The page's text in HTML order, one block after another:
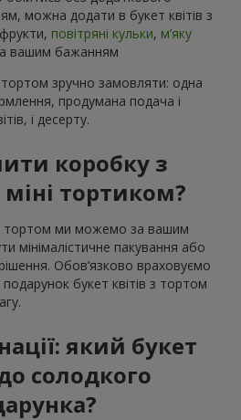
можна додати в букет квітів з
повітряні кульки, м’яку
вашим бажанням
тортом зручно замовляти: одна
продумана подача і
і десерту.
коробку з
тортиком?
тортом ми можемо за вашим
пакування або
Обов’язково враховуємо
букет квітів з тортом
який букет
солодкого